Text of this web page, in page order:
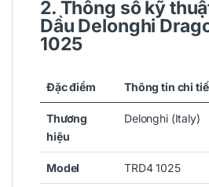
2. Thông số kỹ
Dầu Delonghi
1025
Đặc điểm Thông tin chi
Thương
hiệu
Delonghi (Italy)
Model TRD4 1025